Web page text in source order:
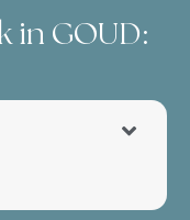
in GOUD: